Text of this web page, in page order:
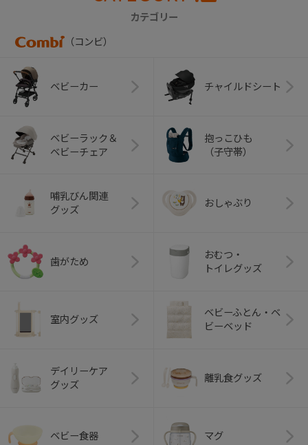
カテゴリー
（コンビ）
ベビーカー チャイルドシート
ベビーラック＆
ベビーチェア
抱っこひも
（子守帯）
哺乳びん関連
グッズ
おしゃぶり
歯がため
おむつ・
トイレグッズ
室内グッズ
ベビーふとん・ベ
ビーベッド
デイリーケア
グッズ
離乳食グッズ
ベビー食器 マグ